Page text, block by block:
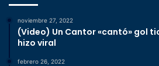
noviembre 27, 2022
(Video) Un Cantor «cantó» gol
hizo viral
febrero 26, 2022